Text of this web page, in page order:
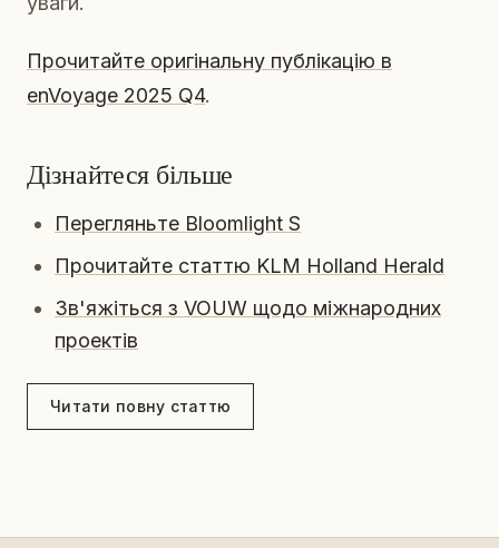
Прочитайте оригінальну публікацію в
enVoyage 2025 Q4.
Дізнайтеся більше
Перегляньте Bloomlight S
Прочитайте статтю KLM Holland Herald
Зв'яжіться з VOUW щодо міжнародних
проектів
Читати повну статтю